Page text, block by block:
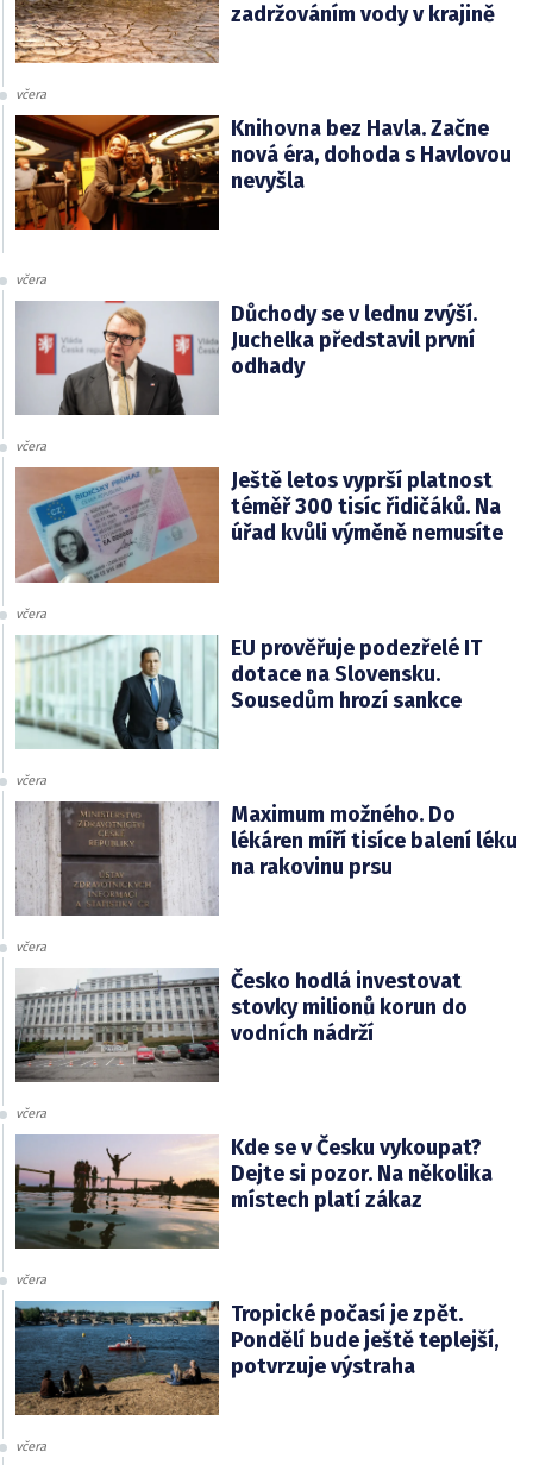
zadržováním vody v krajině
včera
Knihovna bez Havla. Začne
nová éra, dohoda s Havlovou
nevyšla
včera
Důchody se v lednu zvýší.
Juchelka představil první
odhady
včera
Ještě letos vyprší platnost
téměř 300 tisíc řidičáků. Na
úřad kvůli výměně nemusíte
včera
EU prověřuje podezřelé IT
dotace na Slovensku.
Sousedům hrozí sankce
včera
Maximum možného. Do
lékáren míří tisíce balení léku
na rakovinu prsu
včera
Česko hodlá investovat
stovky milionů korun do
vodních nádrží
včera
Kde se v Česku vykoupat?
Dejte si pozor. Na několika
místech platí zákaz
včera
Tropické počasí je zpět.
Pondělí bude ještě teplejší,
potvrzuje výstraha
včera